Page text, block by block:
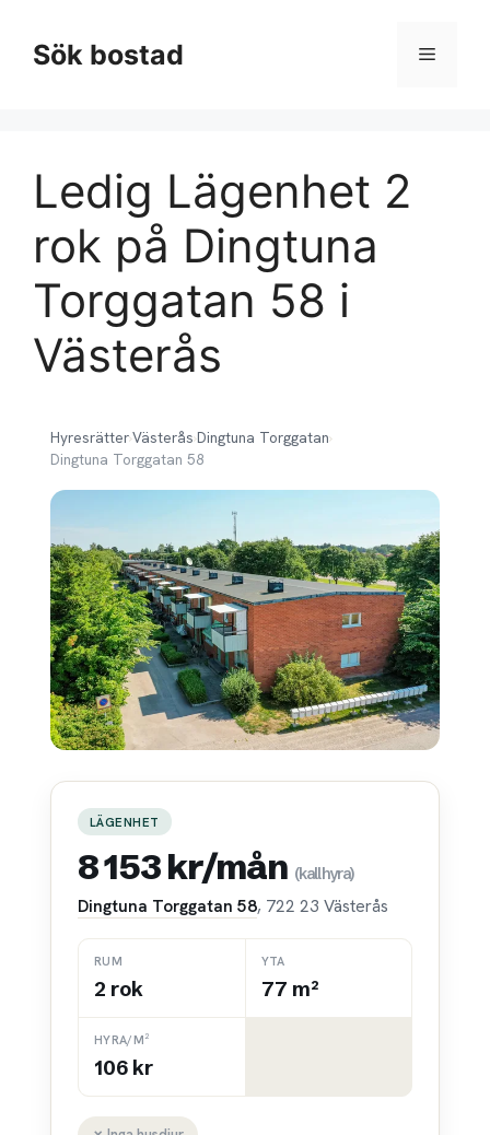
innehållSök bostad Meny
Ledig Lägenhet 2
rok på Dingtuna
Torggatan 58 i
Västerås
Hyresrätter›Västerås›Dingtuna Torggatan›
Dingtuna Torggatan 58
LÄGENHET
8 153 kr/mån (kallhyra)
Dingtuna Torggatan 58, 722 23 Västerås
RUM
2 rok
YTA
77 m²
HYRA/M²
106 kr